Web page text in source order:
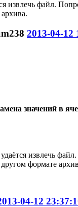
извлечь файл.
2013-04-12
значений в
извлечь
формате
04-12